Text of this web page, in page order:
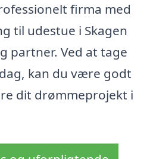
firma med
til udestue i Skagen
partner. Ved at tage
kan du være godt
dit drømmeprojekt i